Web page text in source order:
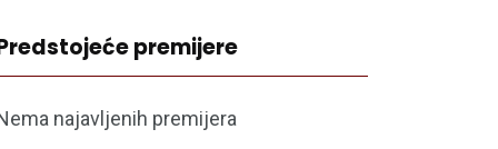
premijere
najavljenih premijera